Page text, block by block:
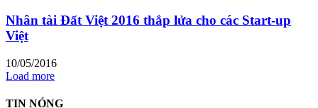
Nhân tài Đất Việt 2016 thắp lửa cho các Start-up
Việt
10/05/2016
Load more
TIN NÓNG